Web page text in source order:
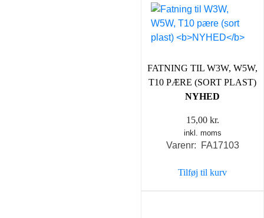
FATNING TIL W3W, W5W,
T10 PÆRE (SORT PLAST)
NYHED
15,00 kr.
inkl. moms
Varenr: FA17103
Tilføj til kurv